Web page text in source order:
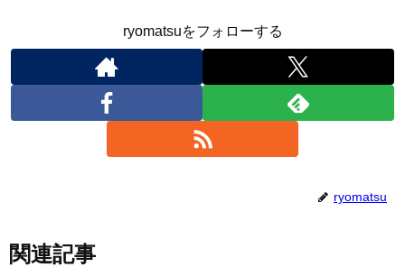
ryomatsuをフォローする
ryomatsu
関連記事